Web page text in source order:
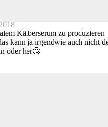
Kälberserum zu produzieren
kann ja irgendwie auch nicht
oder her🙄